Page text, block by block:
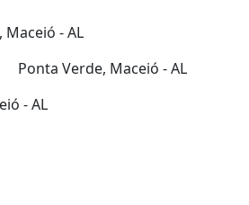
- AL
Ponta Verde, Maceió - AL
- AL